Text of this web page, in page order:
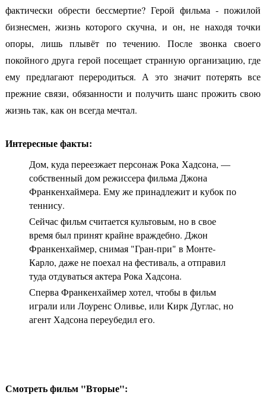
фактически обрести бессмертие? Герой фильма - пожилой
бизнесмен, жизнь которого скучна, и он, не находя точки
опоры, лишь плывёт по течению. После звонка своего
покойного друга герой посещает странную организацию, где
ему предлагают переродиться. А это значит потерять все
прежние связи, обязанности и получить шанс прожить свою
жизнь так, как он всегда мечтал.
Интересные факты:
Дом, куда переезжает персонаж Рока Хадсона, —
собственный дом режиссера фильма Джона
Франкенхаймера. Ему же принадлежит и кубок по
теннису.
Сейчас фильм считается культовым, но в свое
время был принят крайне враждебно. Джон
Франкенхаймер, снимая "Гран-при" в Монте-
Карло, даже не поехал на фестиваль, а отправил
туда отдуваться актера Рока Хадсона.
Сперва Франкенхаймер хотел, чтобы в фильм
играли или Лоуренс Оливье, или Кирк Дуглас, но
агент Хадсона переубедил его.
Смотреть фильм "Вторые":